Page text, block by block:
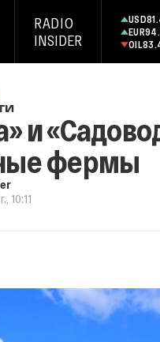
RADIO
INSIDER
USD
EUR
OIL
и
фермы
10:11